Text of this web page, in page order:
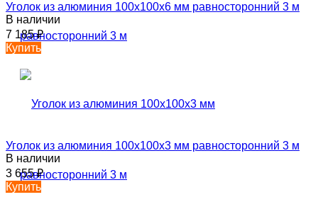
Уголок из алюминия 100х100х6 мм равносторонний 3 м
В наличии
7 185₽
Купить
Уголок из алюминия 100х100х3 мм равносторонний 3 м
В наличии
3 655₽
Купить